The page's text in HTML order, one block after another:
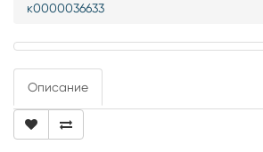
к0000036633
Описание